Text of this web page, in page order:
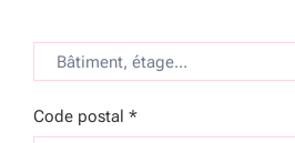
Code postal *